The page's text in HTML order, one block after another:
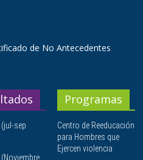
de No Antecedentes
(jul-sep
(Noviembre
Programas
Centro de Reeducación
para Hombres que
Ejercen violencia